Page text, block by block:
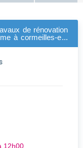
de rénovation
à cormeilles-en-
12h00